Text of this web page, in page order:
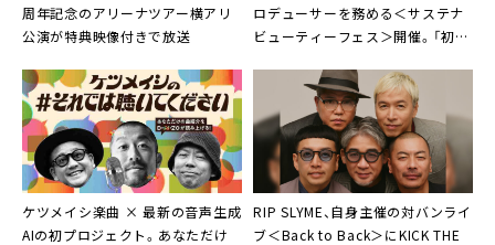
周年記念のアリーナツアー横アリ
公演が特典映像付きで放送
ロデューサーを務める＜サステナ
ビューティーフェス＞開催。「初声
を嬉しく思っています」
ケツメイシ楽曲 × 最新の音声生成
AIの初プロジェクト。あなただけ
RIP SLYME、自身主催の対バンライ
ブ＜Back to Back＞にKICK THE